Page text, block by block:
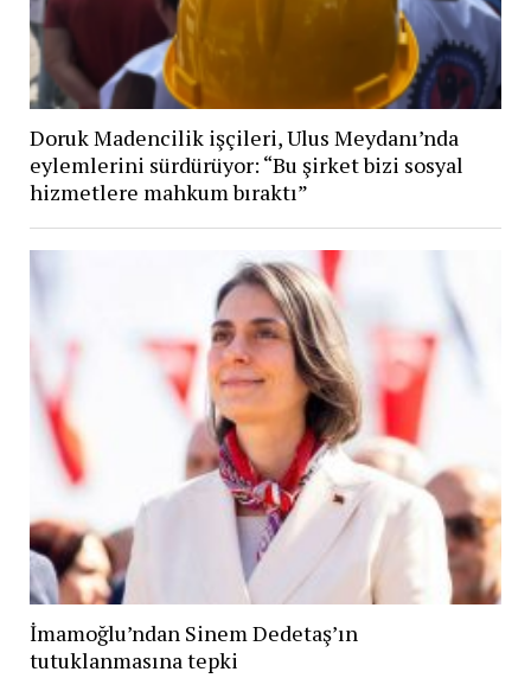
Doruk Madencilik işçileri, Ulus Meydanı’nda
eylemlerini sürdürüyor: “Bu şirket bizi sosyal
hizmetlere mahkum bıraktı”
İmamoğlu’ndan Sinem Dedetaş’ın
tutuklanmasına tepki